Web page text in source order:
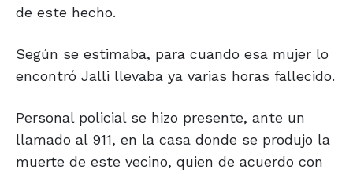
de este hecho.
Según se estimaba, para cuando esa mujer lo
encontró Jalli llevaba ya varias horas fallecido.
Personal policial se hizo presente, ante un
llamado al 911, en la casa donde se produjo la
muerte de este vecino, quien de acuerdo con